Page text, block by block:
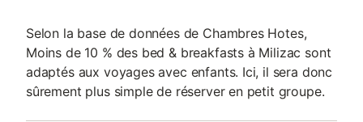
Selon la base de données de Chambres Hotes,
Moins de 10 % des bed & breakfasts à Milizac sont
adaptés aux voyages avec enfants. Ici, il sera donc
sûrement plus simple de réserver en petit groupe.